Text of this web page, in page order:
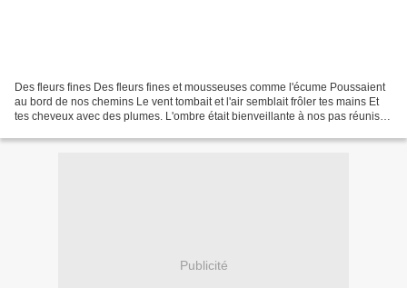
Des fleurs fines Des fleurs fines et mousseuses comme l'écume Poussaient
au bord de nos chemins Le vent tombait et l'air semblait frôler tes mains Et
tes cheveux avec des plumes. L'ombre était bienveillante à nos pas réunis
Publicité